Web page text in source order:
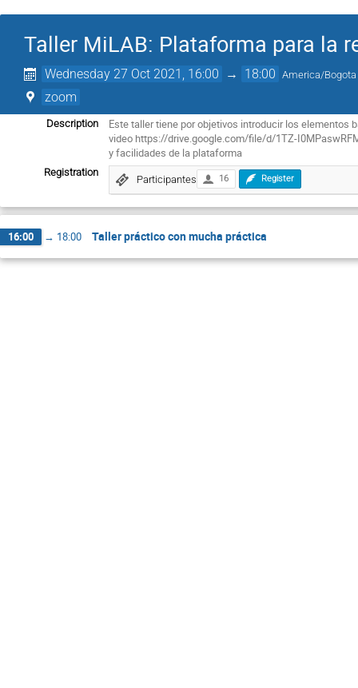
Taller MiLAB: Plataforma para la
Wednesday 27 Oct 2021, 16:00 → 18:00 America/Bogota
zoom
Description
Este taller tiene por objetivos introducir los elementos
video https://drive.google.com/file/d/1TZ-
y facilidades de la plataforma
Registration
Participantes 16 Register
16:00 → 18:00 Taller práctico con mucha práctica